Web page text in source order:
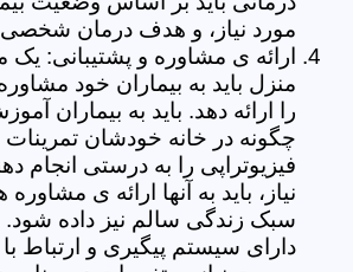
مورد نیاز، و هدف درمان
ارائه ی مشاوره و پشتیبانی: یک
منزل باید به بیماران خود
را ارائه دهد. باید به بیماران
چگونه در خانه خودشان
فیزیوتراپی را به درستی انجام
نیاز، باید به آنها ارائه ی
سبک زندگی سالم نیز داده شود.
دارای سیستم پیگیری و ارتباط با